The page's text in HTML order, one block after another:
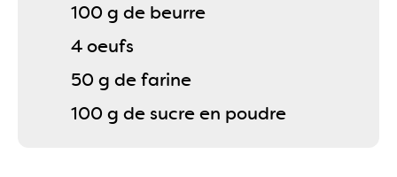
100 g de beurre
4 oeufs
50 g de farine
100 g de sucre en poudre